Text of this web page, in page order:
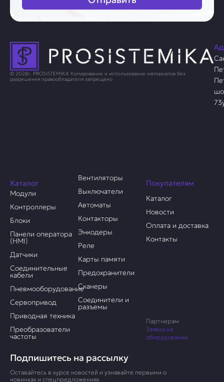
© 2026г. PROSISTEMIKA Копирование и использование материалов без
разрешения правообладателя запрещено
Подпишитесь на рассылку
Оставайтесь в курсе новостей и узнавайте первыми о
новинках и спецпредложениях
Каталог
Модули
Контроллеры
Блоки
Панели оператора
(HMI)
Датчики
Соединительные
кабели
Пневмооборудование
Сервопривод
Приводная техника
Преобразователи
частоты
Вентиляторы
Выключатели
Автоматы
Контакторы
Энкодеры
Реле
Карты памяти
Предохранители
Сканеры
Соединители и
разъемы
Покупателям
Каталог
Новости
Оплата и доставка
Контакты
Партнерам
Заявка на
оборудование